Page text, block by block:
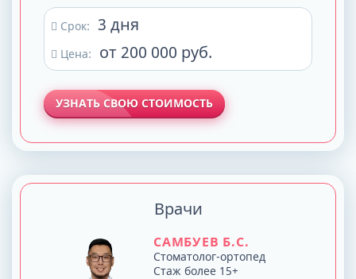
Срок: 3 дня
Цена: от 200 000 руб.
УЗНАТЬ СВОЮ СТОИМОСТЬ
Врачи
САМБУЕВ Б.С.
Стоматолог-ортопед
Стаж более 15+